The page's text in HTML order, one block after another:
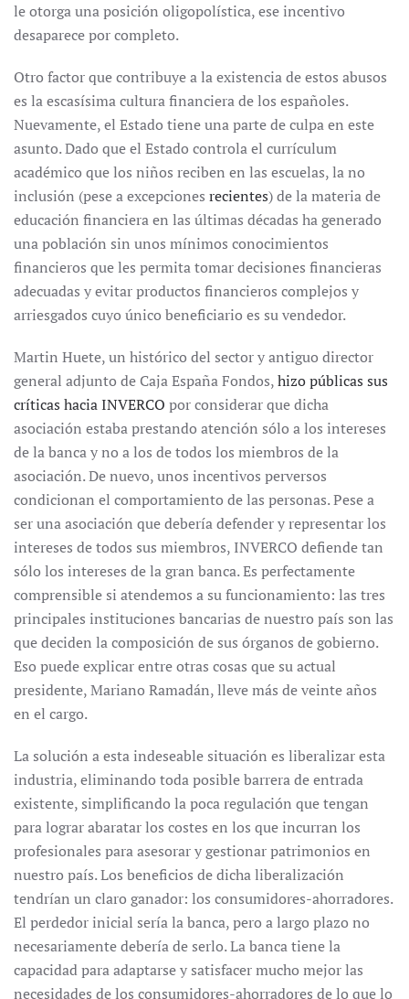
le otorga una posición oligopolística, ese incentivo
desaparece por completo.
Otro factor que contribuye a la existencia de estos abusos
es la escasísima cultura financiera de los españoles.
Nuevamente, el Estado tiene una parte de culpa en este
asunto. Dado que el Estado controla el currículum
académico que los niños reciben en las escuelas, la no
inclusión (pese a excepciones recientes) de la materia de
educación financiera en las últimas décadas ha generado
una población sin unos mínimos conocimientos
financieros que les permita tomar decisiones financieras
adecuadas y evitar productos financieros complejos y
arriesgados cuyo único beneficiario es su vendedor.
Martin Huete, un histórico del sector y antiguo director
general adjunto de Caja España Fondos,hizo públicas sus
críticas hacia INVERCO por considerar que dicha
asociación estaba prestando atención sólo a los intereses
de la banca y no a los de todos los miembros de la
asociación. De nuevo, unos incentivos perversos
condicionan el comportamiento de las personas. Pese a
ser una asociación que debería defender y representar los
intereses de todos sus miembros, INVERCO defiende tan
sólo los intereses de la gran banca. Es perfectamente
comprensible si atendemos a su funcionamiento: las tres
principales instituciones bancarias de nuestro país son las
que deciden la composición de sus órganos de gobierno.
Eso puede explicar entre otras cosas que su actual
presidente, Mariano Ramadán, lleve más de veinte años
en el cargo.
La solución a esta indeseable situación es liberalizar esta
industria, eliminando toda posible barrera de entrada
existente, simplificando la poca regulación que tengan
para lograr abaratar los costes en los que incurran los
profesionales para asesorar y gestionar patrimonios en
nuestro país. Los beneficios de dicha liberalización
tendrían un claro ganador: los consumidores-ahorradores.
El perdedor inicial sería la banca, pero a largo plazo no
necesariamente debería de serlo. La banca tiene la
capacidad para adaptarse y satisfacer mucho mejor las
necesidades de los consumidores-ahorradores de lo que lo